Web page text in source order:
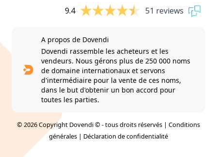
9.4 51 reviews
A propos de Dovendi
Dovendi rassemble les acheteurs et les
vendeurs. Nous gérons plus de 250 000 noms
de domaine internationaux et servons
d'intermédiaire pour la vente de ces noms,
dans le but d'obtenir un bon accord pour
toutes les parties.
© 2026 Copyright Dovendi © - tous droits réservés | Conditions
générales | Déclaration de confidentialité